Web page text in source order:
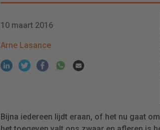
10 maart 2016
Arne Lasance
Bijna iedereen lijdt eraan, of het nu gaat